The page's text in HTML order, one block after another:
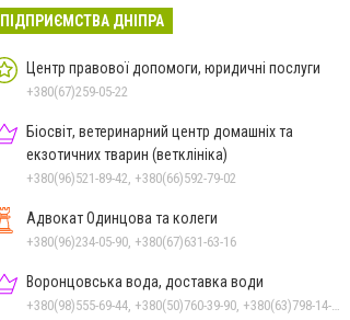
ПІДПРИЄМСТВА ДНІПРА
Центр правової допомоги, юридичні послуги
+380(67)259-05-22
Біосвіт, ветеринарний центр домашніх та
екзотичних тварин (ветклініка)
+380(96)521-89-42, +380(66)592-79-02
Адвокат Одинцова та колеги
+380(96)234-05-90, +380(67)631-63-16
Воронцовська вода, доставка води